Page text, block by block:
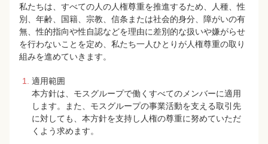
私たちは、すべての人の人権尊重を推進するため、人種、性
別、年齢、国籍、宗教、信条または社会的身分、障がいの有
無、性的指向や性自認などを理由に差別的な扱いや嫌がらせ
を行わないことを定め、私たち一人ひとりが人権尊重の取り
組みを進めていきます。
適用範囲
本方針は、モスグループで働くすべてのメンバーに適用
します。また、モスグループの事業活動を支える取引先
に対しても、本方針を支持し人権の尊重に努めていただ
くよう求めます。